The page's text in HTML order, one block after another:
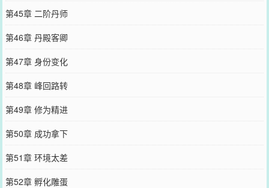
第45章 二阶丹师
第46章 丹殿客卿
第47章 身份变化
第48章 峰回路转
第49章 修为精进
第50章 成功拿下
第51章 环境太差
第52章 孵化雕蛋